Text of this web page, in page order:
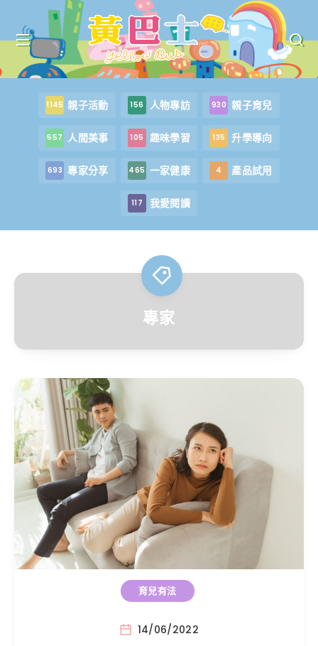
1145 親子活動 156 人物專訪 930 親子育兒
557 人間美事 105 趣味學習 135 升學導向
693 專家分享 465 一家健康 4 產品試用
117 我愛閱讀
專家
育兒有法
14/06/2022